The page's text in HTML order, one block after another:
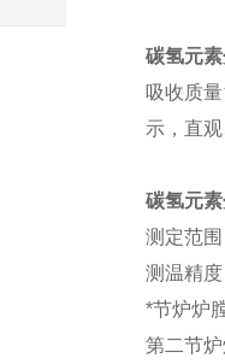
碳氢元
吸收质
示，直
碳氢元
测定范
测温精
*节炉炉
第二节